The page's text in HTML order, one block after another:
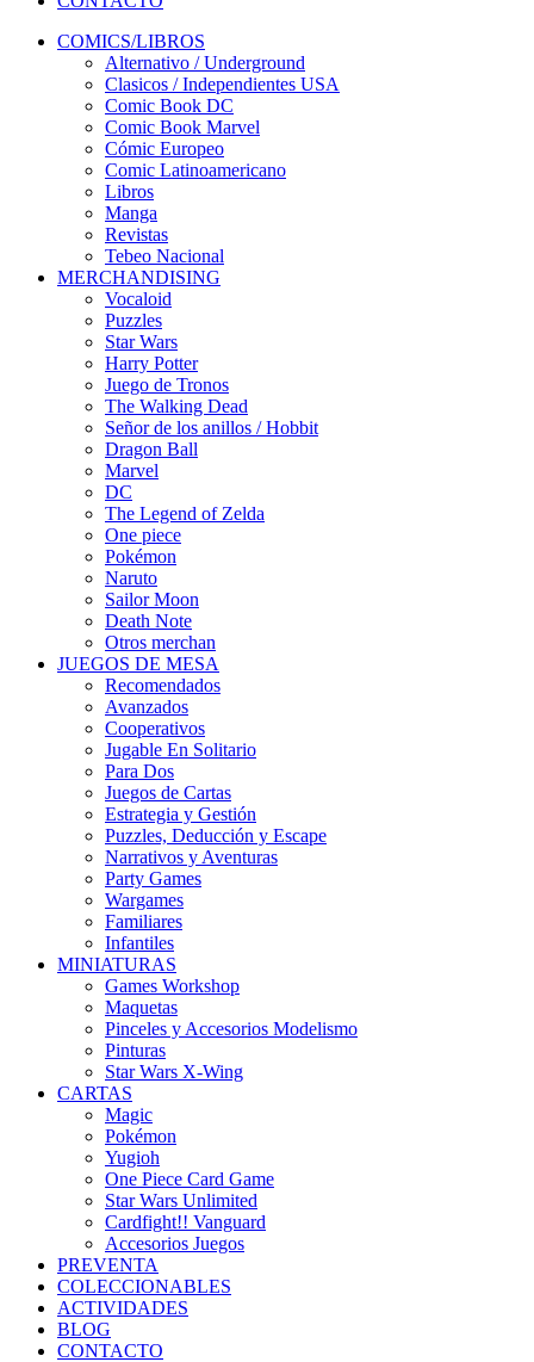
COMICS/LIBROS
Alternativo / Underground
Clasicos / Independientes USA
Comic Book DC
Comic Book Marvel
Cómic Europeo
Comic Latinoamericano
Libros
Manga
Revistas
Tebeo Nacional
MERCHANDISING
Vocaloid
Puzzles
Star Wars
Harry Potter
Juego de Tronos
The Walking Dead
Señor de los anillos / Hobbit
Dragon Ball
Marvel
DC
The Legend of Zelda
One piece
Pokémon
Naruto
Sailor Moon
Death Note
Otros merchan
JUEGOS DE MESA
Recomendados
Avanzados
Cooperativos
Jugable En Solitario
Para Dos
Juegos de Cartas
Estrategia y Gestión
Puzzles, Deducción y Escape
Narrativos y Aventuras
Party Games
Wargames
Familiares
Infantiles
MINIATURAS
Games Workshop
Maquetas
Pinceles y Accesorios Modelismo
Pinturas
Star Wars X-Wing
CARTAS
Magic
Pokémon
Yugioh
One Piece Card Game
Star Wars Unlimited
Cardfight!! Vanguard
Accesorios Juegos
PREVENTA
COLECCIONABLES
ACTIVIDADES
BLOG
CONTACTO